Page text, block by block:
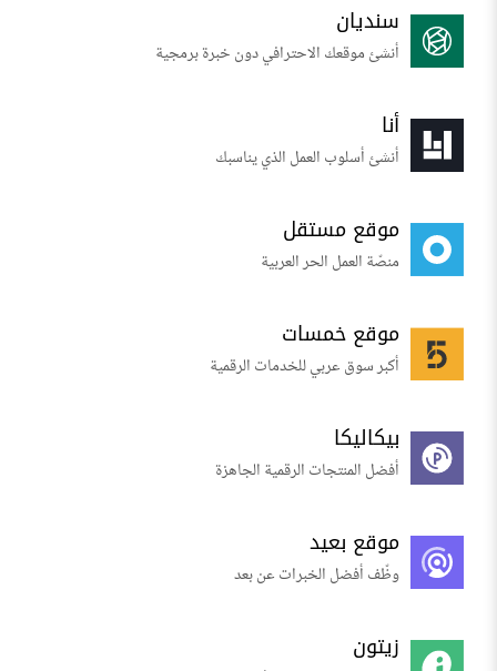
سنديان
أنشئ موقعك الاحترافي دون خبرة برمجية
أنا
أنشئ أسلوب العمل الذي يناسبك
موقع مستقل
منصّة العمل الحر العربية
موقع خمسات
أكبر سوق عربي للخدمات الرقمية
بيكاليكا
أفضل المنتجات الرقمية الجاهزة
موقع بعيد
وظّف أفضل الخبرات عن بعد
زيتون